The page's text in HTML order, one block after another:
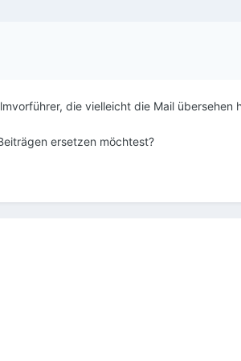
die vielleicht die Mail übersehen
ersetzen möchtest?